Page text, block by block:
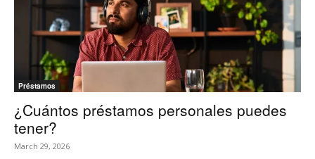
Préstamos
¿Cuántos préstamos personales puedes
tener?
March 29, 2026